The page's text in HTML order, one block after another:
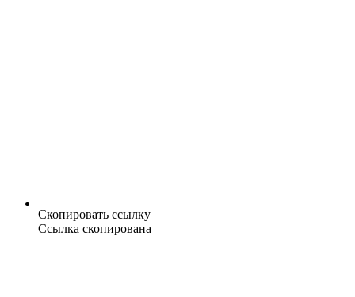
Скопировать ссылку
Ссылка скопирована